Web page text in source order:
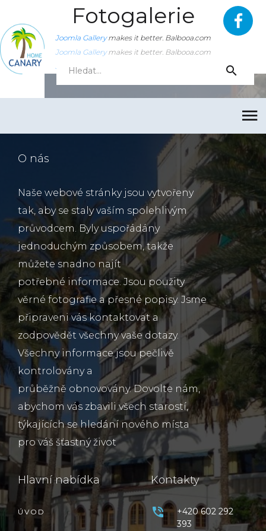
Fotogalerie
Joomla Gallerymakes it better. Balbooa.com
Joomla Gallerymakes it better. Balbooa.com
Joomla Gallery
O nás
Naše webové stránky jsou vytvořeny
tak, aby se staly vaším spolehlivým
průvodcem. Byly uspořádány
jednoduchým způsobem, takže
můžete snadno najít
potřebné informace. Jsou použity
věrné fotografie a přesné popisy. Jsme
připraveni vás kontaktovat a
zodpovědět všechny vaše dotazy.
Všechny informace jsou pečlivě
kontrolovány a
průběžně obnovovány. Dovolte nám,
abychom vás zbavili všech starostí,
týkajících se hledání nového místa
pro váš šťastný život
Hlavní nabídka
ÚVOD
Kontakty
+420 602 292
393